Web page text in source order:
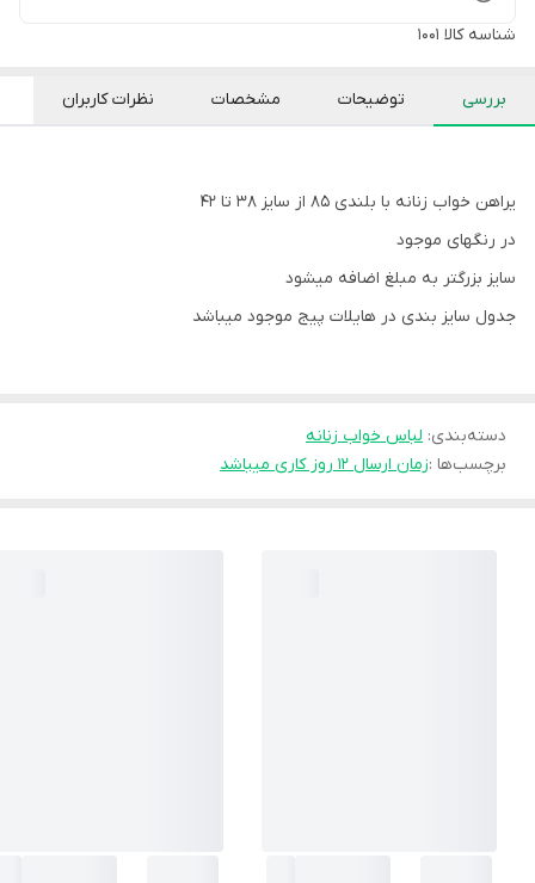
شناسه کالا 1001
بررسی توضیحات مشخصات نظرات کاربران
یراهن خواب زنانه با بلندی ۸۵ از سایز ۳۸ تا ۴۲
در رنگهای موجود
سایز بزرگتر به مبلغ اضافه میشود
جدول سایز بندی در هایلات پیج موجود میباشد
دسته‌بندی: لباس خواب زنانه
برچسب‌ها :زمان ارسال ۱۲ روز کاری میباشد